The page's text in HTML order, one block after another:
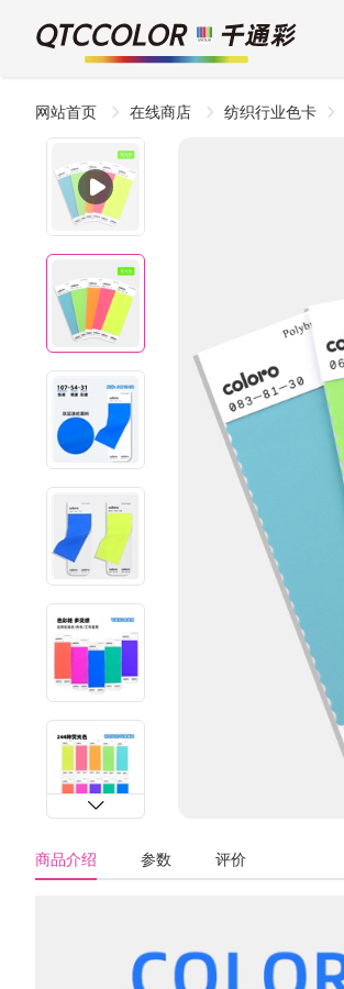
网站首页 在线商店 纺织行业色卡
商品介绍 参数 评价